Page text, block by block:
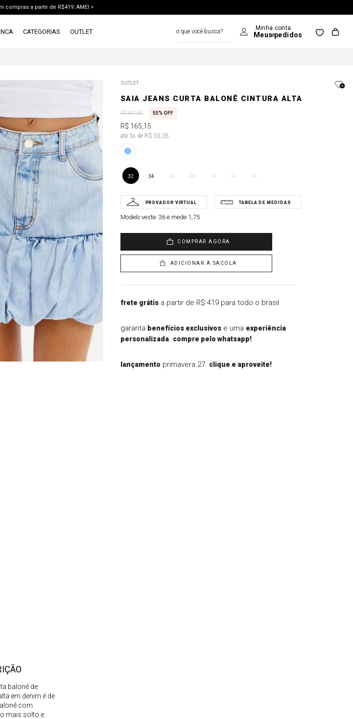
compras a partir de R$419. AMEI >
CATEGORIAS OUTLET
balonê de
em denim é de
com
mais solto e
OUTLET
SAIA JEANS CURTA BALONÊ CINTURA ALTA
R$367,00 55% OFF
R$ 165 15
até 3x de R$ 55,05
32 34 36 38 40 42 44
Modelo veste: 36 e mede 1,75
COMPRAR AGORA
ADICIONAR À SACOLA
frete grátisa partir de R$ 419 para todo o brasil
garanta benefícios exclusivose uma experiência
personalizada. compre pelo whatsapp!
lançamento primavera 27. clique e aproveite!